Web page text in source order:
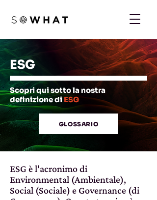
ESG
Scopri qui sotto la nostra
definizione di ESG
GLOSSARIO
ESG è l'acronimo di
Environmental (Ambientale),
Social (Sociale) e Governance (di